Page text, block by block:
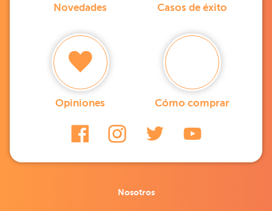
Novedades Casos de éxito
Opiniones Cómo comprar
Nosotros